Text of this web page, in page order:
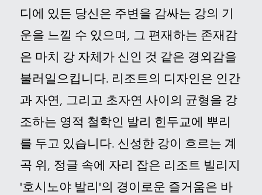
디에 있든 당신은 주변을 감싸는 강의 기
운을 느낄 수 있으며, 그 편재하는 존재감
은 마치 강 자체가 신인 것 같은 경외감을
불러일으킵니다. 리조트의 디자인은 인간
과 자연, 그리고 초자연 사이의 균형을 강
조하는 영적 철학인 발리 힌두교에 뿌리
를 두고 있습니다. 신성한 강이 흐르는 계
곡 위, 정글 속에 자리 잡은 리조트 빌리지
'호시노야 발리'의 경이로운 즐거움은 바